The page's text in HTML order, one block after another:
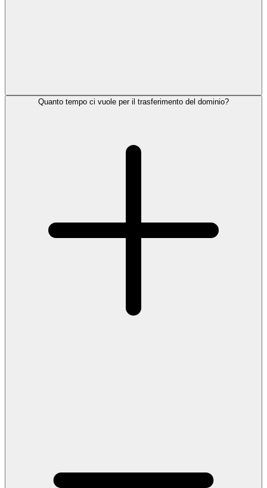
Quanto tempo ci vuole per il trasferimento del dominio?